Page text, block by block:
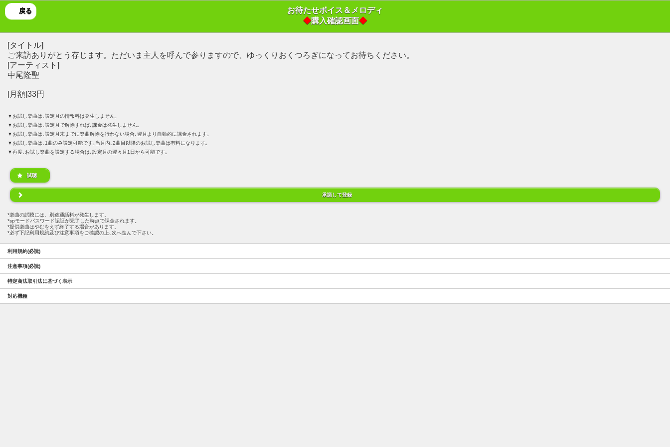
戻る
お待たせボイス＆メロディ
◆購入確認画面◆
[タイトル]
ご来訪ありがとう存じます。ただいま主人を呼んで参りますので、ゆっくりおくつろぎになってお待ちください。
[アーティスト]
中尾隆聖
[月額]33円
▼お試し楽曲は､設定月の情報料は発生しません｡
▼お試し楽曲は､設定月で解除すれば､課金は発生しません｡
▼お試し楽曲は､設定月末までに楽曲解除を行わない場合､翌月より自動的に課金されます｡
▼お試し楽曲は､1曲のみ設定可能です｡当月内､2曲目以降のお試し楽曲は有料になります｡
▼再度､お試し楽曲を設定する場合は､設定月の翌々月1日から可能です｡
試聴
承諾して登録
楽曲の試聴には、別途通話料が発生します。
spモードパスワード認証が完了した時点で課金されます。
提供楽曲はやむをえず終了する場合があります。
必ず下記利用規約及び注意事項をご確認の上､次へ進んで下さい。
利用規約(必読)
注意事項(必読)
特定商法取引法に基づく表示
対応機種